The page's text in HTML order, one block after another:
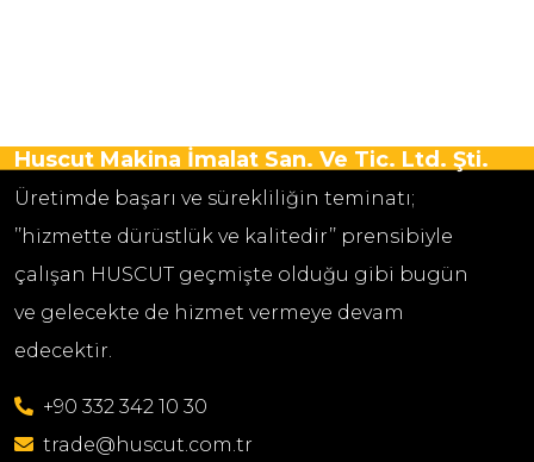
Huscut Makina İmalat San. Ve Tic. Ltd. Şti.
Üretimde başarı ve sürekliliğin teminatı;
’’hizmette dürüstlük ve kalitedir’’ prensibiyle
çalışan HUSCUT geçmişte olduğu gibi bugün
ve gelecekte de hizmet vermeye devam
edecektir.
+90 332 342 10 30
trade@huscut.com.tr